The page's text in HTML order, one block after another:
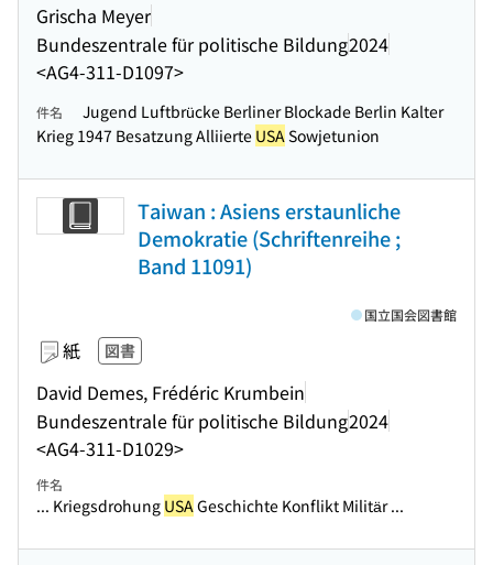
Grischa Meyer
Bundeszentrale für politische Bildung2024
<AG4-311-D1097>
件名
Jugend Luftbrücke Berliner Blockade Berlin Kalter
Krieg 1947 Besatzung Alliierte USASowjetunion
Taiwan : Asiens erstaunliche
Demokratie (Schriftenreihe ;
Band 11091)
紙 図書
David Demes, Frédéric Krumbein
Bundeszentrale für politische Bildung2024
<AG4-311-D1029>
国立国会図書館
件名
... Kriegsdrohung USAGeschichte Konflikt Militär ...